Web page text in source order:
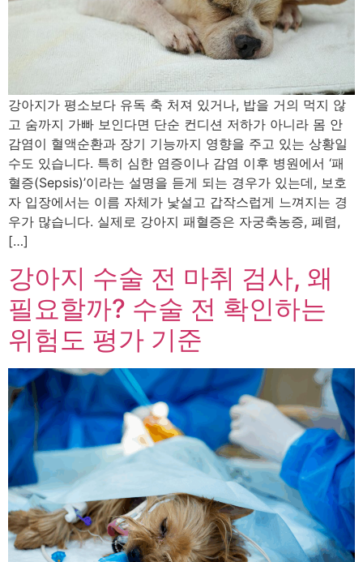
강아지가 평소보다 유독 축 처져 있거나, 밥을 거의 먹지 않
고 숨까지 가빠 보인다면 단순 컨디션 저하가 아니라 몸 안
감염이 혈액순환과 장기 기능까지 영향을 주고 있는 상황일
수도 있습니다. 특히 심한 염증이나 감염 이후 병원에서 ‘패
혈증(Sepsis)’이라는 설명을 듣게 되는 경우가 있는데, 보호
자 입장에서는 이름 자체가 낯설고 갑작스럽게 느껴지는 경
우가 많습니다. 실제로 강아지 패혈증은 자궁축농증, 폐렴,
[…]
강아지 수술 전 마취 검사, 왜
필요할까? 수술 전 확인하는
위험도 평가 기준